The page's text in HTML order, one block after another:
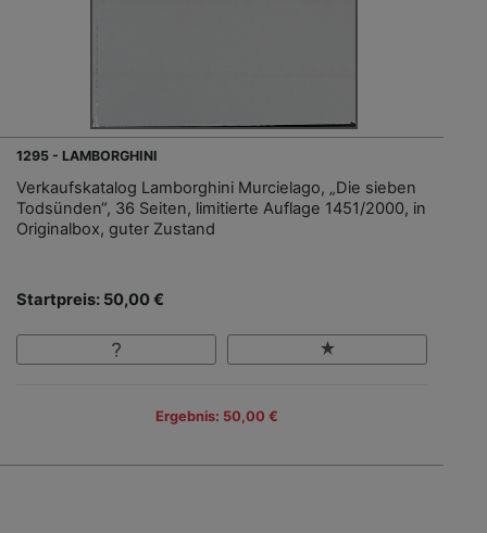
1295 - LAMBORGHINI
Verkaufskatalog Lamborghini Murcielago, „Die sieben
Todsünden“, 36 Seiten, limitierte Auflage 1451/2000, in
Originalbox, guter Zustand
Startpreis: 50,00 €
Ergebnis: 50,00 €